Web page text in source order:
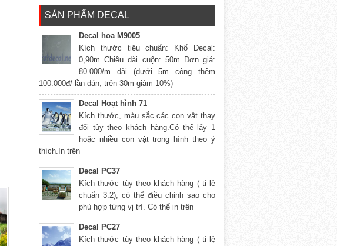
SẢN PHẨM DECAL
Decal hoa M9005
Kích thước tiêu chuẩn: Khổ Decal:
0,90m Chiều dài cuộn: 50m Đơn giá:
80.000/m dài (dưới 5m cộng thêm
100.000đ/ lần dán; trên 30m giảm 10%)
Decal Hoạt hình 71
Kích thước, màu sắc các con vật thay
đổi tùy theo khách hàng.Có thể lấy 1
hoặc nhiều con vật trong hình theo ý
thích.In trên
Decal PC37
Kích thước tùy theo khách hàng ( tỉ lệ
chuẩn 3:2), có thể điều chỉnh sao cho
phù hợp từng vị trí. Có thể in trên
Decal PC27
Kích thước tùy theo khách hàng ( tỉ lệ